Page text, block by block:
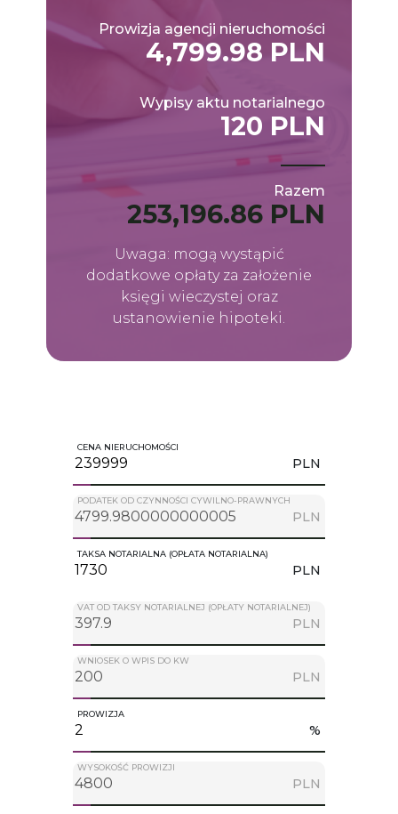
Prowizja agencji nieruchomości
4,799.98 PLN
Wypisy aktu notarialnego
120 PLN
Razem
253,196.86 PLN
Uwaga: mogą wystąpić
dodatkowe opłaty za założenie
księgi wieczystej oraz
ustanowienie hipoteki.
CENA NIERUCHOMOŚCI
PLN
PODATEK OD CZYNNOŚCI CYWILNO-PRAWNYCH
PLN
TAKSA NOTARIALNA (OPŁATA NOTARIALNA)
PLN
VAT OD TAKSY NOTARIALNEJ (OPŁATY NOTARIALNEJ)
PLN
WNIOSEK O WPIS DO KW
PLN
PROWIZJA
%
WYSOKOŚĆ PROWIZJI
PLN